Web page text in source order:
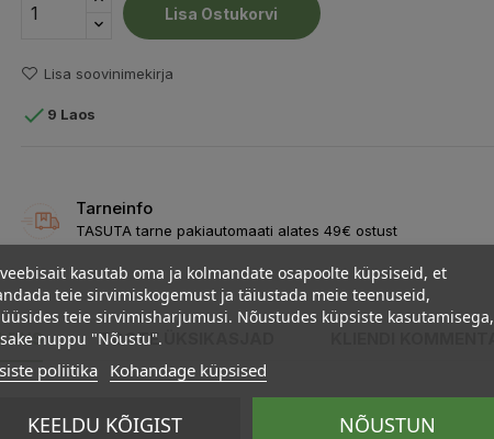
Lisa Ostukorvi
Lisa soovinimekirja
 9 Laos
Tarneinfo
TASUTA tarne pakiautomaati alates 49€ ostust
TOOTE ÜKSIKASJAD
kasutab oma ja kolmandate osapoolte küpsiseid, et
teie sirvimiskogemust ja täiustada meie teenuseid,
teie sirvimisharjumusi. Nõustudes küpsiste kasutamisega,
nuppu "Nõustu".
poliitika Kohandage küpsised
KEELDU KÕIGIST NÕUSTUN